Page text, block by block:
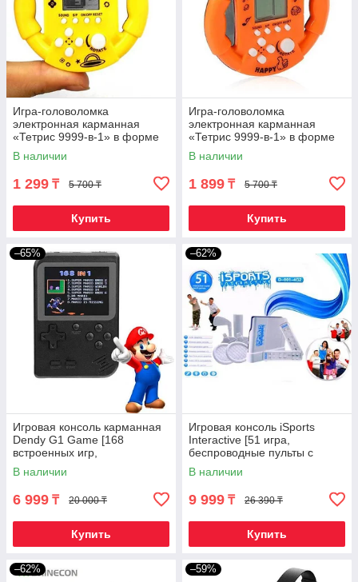
Игра-головоломка
электронная карманная
«Тетрис 9999-в-1» в форме
гоночного руля (Желтый)
В наличии
1 299 ₸ 5 700 ₸
Купить
Игра-головоломка
электронная карманная
«Тетрис 9999-в-1» в форме
гоночного руля (Оранжевый)
В наличии
1 899 ₸ 5 700 ₸
Купить
–65%
Игровая консоль карманная
Dendy G1 Game [168
встроенных игр,
подключение к телевизору]
В наличии
6 999 ₸ 20 000 ₸
Купить
–62%
Игровая консоль iSports
Interactive [51 игра,
беспроводные пульты с
датчиками движения]
В наличии
9 999 ₸ 26 390 ₸
Купить
–62% –59%